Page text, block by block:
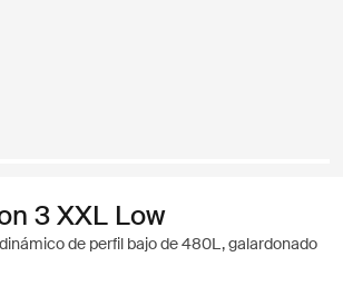
3 XXL Low
de perfil bajo de 480L, galardonado